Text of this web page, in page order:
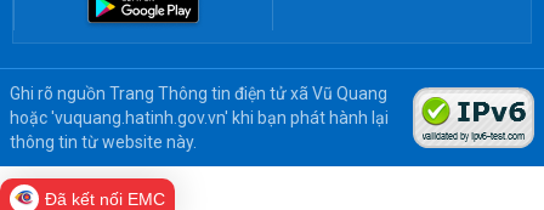
Ghi rõ nguồn Trang Thông tin điện tử xã Vũ Quang
hoặc 'vuquang.hatinh.gov.vn' khi bạn phát hành lại
thông tin từ website này.
Đã kết nối EMC